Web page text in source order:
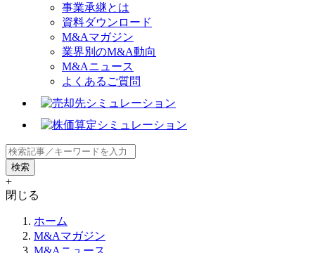
事業承継とは
資料ダウンロード
M&Aマガジン
業界別のM&A動向
M&Aニュース
よくあるご質問
+
閉じる
ホーム
M&Aマガジン
M&Aニュース